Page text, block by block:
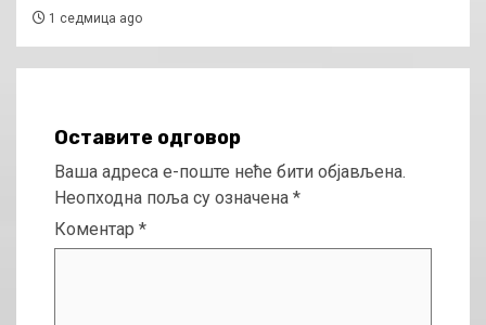
1 седмица ago
Оставите одговор
Ваша адреса е-поште неће бити објављена.
Неопходна поља су означена *
Коментар *